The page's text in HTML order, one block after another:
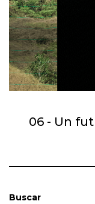
06 - Un
Buscar